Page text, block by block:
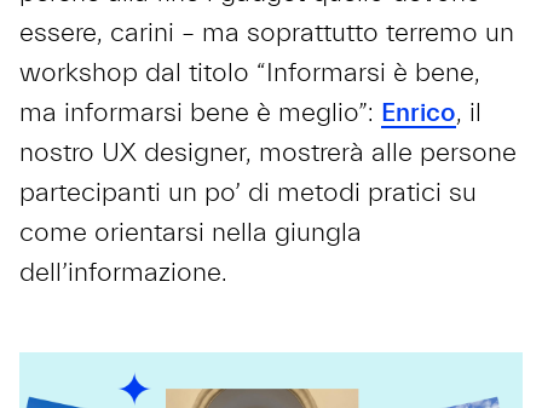
essere, carini – ma soprattutto terremo un
workshop dal titolo “Informarsi è bene,
ma informarsi bene è meglio”: Enrico, il
nostro UX designer, mostrerà alle persone
partecipanti un po’ di metodi pratici su
come orientarsi nella giungla
dell’informazione.